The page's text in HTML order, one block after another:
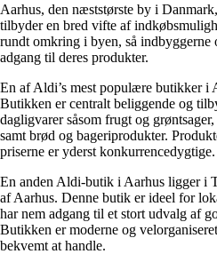
Aarhus, den næststørste by i
tilbyder en bred vifte af
rundt omkring i byen, så indbyggerne
adgang til deres produkter.
En af Aldi’s mest populære butikker i
Butikken er centralt beliggende og
dagligvarer såsom frugt og
samt brød og bageriprodukter.
priserne er yderst konkurrencedygtige.
En anden Aldi-butik i Aarhus ligger i
af Aarhus. Denne butik er ideel for
har nem adgang til et stort udvalg af
Butikken er moderne og
bekvemt at handle.